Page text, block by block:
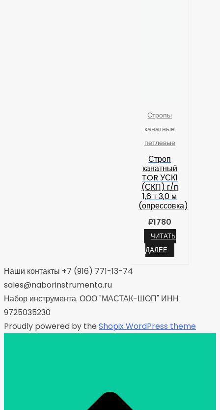
Стропы
канатные
петлевые
Строп
канатный
TOR УСК1
(СКП) г/п
1,6 т 3,0 м
(опрессовка)
₽1780
ЧИТАТЬ
ДАЛЕЕ
Наши контакты +7 (916) 771-13-74
sales@naborinstrumenta.ru
Набор инструмента. ООО "МАСТАК-ШОП" ИНН
9725035230
Proudly powered by the Shopix WordPress theme